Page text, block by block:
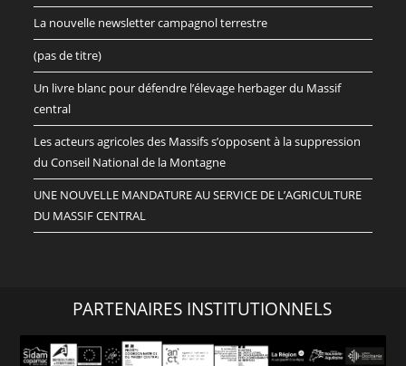
La nouvelle newsletter campagnol terrestre
(pas de titre)
Un livre blanc pour défendre l’élevage herbager du Massif
central
Les acteurs agricoles des Massifs s’opposent à la suppression
du Conseil National de la Montagne
UNE NOUVELLE MANDATURE AU SERVICE DE L’AGRICULTURE
DU MASSIF CENTRAL
PARTENAIRES INSTITUTIONNELS